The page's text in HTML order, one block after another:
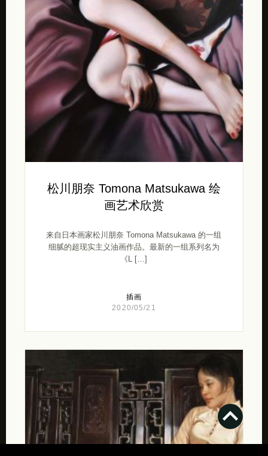
松川朋奈 Tomona Matsukawa 绘
画艺术欣赏
来自日本画家松川朋奈 Tomona Matsukawa 的一组
细腻的超现实主义油画作品。最新的一组系列名为
《L […]
插画
2020/05/21